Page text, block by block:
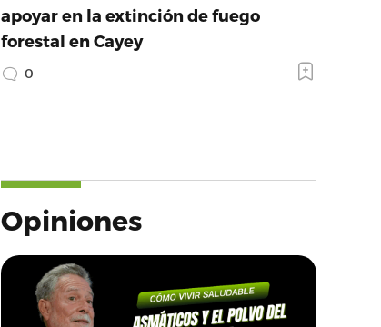
apoyar en la extinción de fuego
forestal en Cayey
0
Opiniones